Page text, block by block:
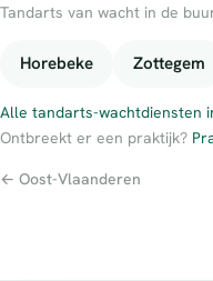
Tandarts van wacht in de
Horebeke Zottegem
Alle tandarts-wachtdiensten
Ontbreekt er een praktijk?
← Oost-Vlaanderen